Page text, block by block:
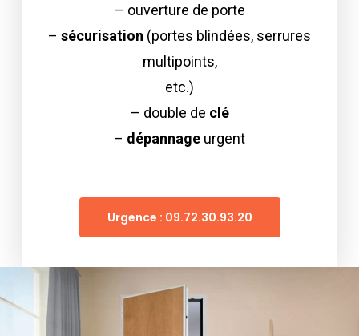
– ouverture de porte
– sécurisation (portes blindées, serrures
multipoints,
etc.)
– double de clé
– dépannage urgent
Urgence : 09.72.30.93.20